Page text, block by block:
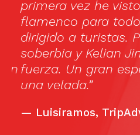
primera vez he
flamenco para todo
dirigido a turistas.
soberbia y Kelian
fuerza. Un gran
una velada.”
—Luisiramos,